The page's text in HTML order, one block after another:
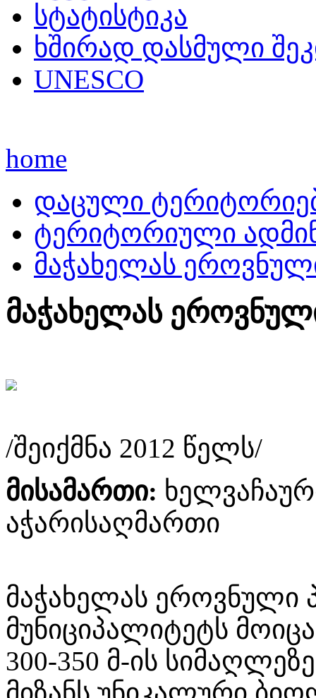
სტატისტიკა
ხშირად დასმული
UNESCO
home
დაცული
ტერიტორიული
მაჭახელას
მაჭახელას
/შეიქმნა 2012 წელს/
მისამართი:
აჭარისაღმართი
მაჭახელას ეროვნული
მუნიციპალიტეტს
300-350 მ-ის